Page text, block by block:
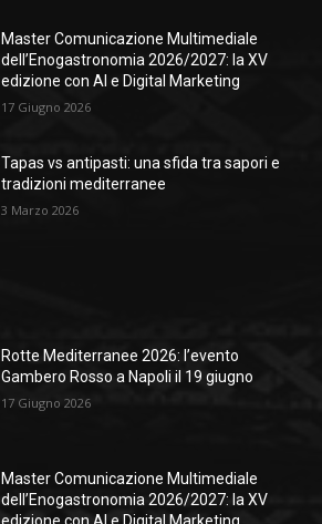
Master Comunicazione Multimediale
dell’Enogastronomia 2026/2027: la XV
edizione con AI e Digital Marketing
17 Giugno 2026
Tapas vs antipasti: una sfida tra sapori e
tradizioni mediterranee
3 Marzo 2026
Rotte Mediterranee 2026: l’evento
Gambero Rosso a Napoli il 19 giugno
17 Giugno 2026
Master Comunicazione Multimediale
dell’Enogastronomia 2026/2027: la XV